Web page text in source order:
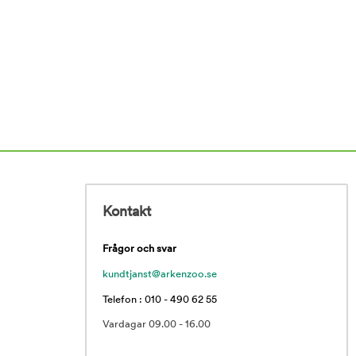
Kontakt
Frågor och svar
kundtjanst@arkenzoo.se
Telefon : 010 - 490 62 55
Vardagar 09.00 - 16.00